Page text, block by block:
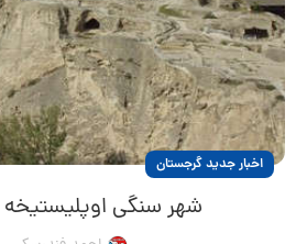
اخبار جدید گرجستان
شهر سنگی